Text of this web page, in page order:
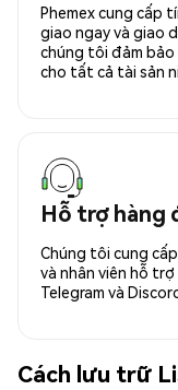
Phemex cung cấp
giao ngay và giao
chúng tôi đảm bảo
cho tất cả tài sản
Hỗ trợ hàng
Chúng tôi cung
và nhân viên hỗ
Telegram và
Cách lưu trữ